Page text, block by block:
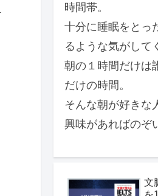
時間帯。
十分に睡眠をとっ
るような気がして
朝の１時間だけは
だけの時間。
そんな朝が好きな
興味があればのぞ
文